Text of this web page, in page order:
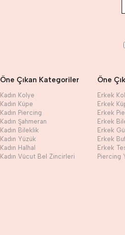
Öne Çıkan Kategoriler
Kadın Kolye
Kadın Küpe
Kadın Piercing
Kadın Şahmeran
Kadın Bileklik
Kadın Yüzük
Kadın Halhal
Kadın Vücut Bel Zincirleri
Öne
Erkek
Erkek
Erkek
Erkek
Erkek
Erkek
Erkek
Piercing